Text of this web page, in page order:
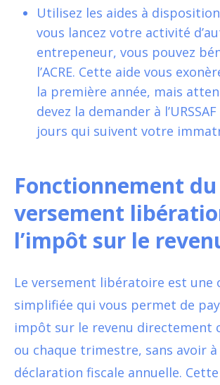
Utilisez les aides à
vous lancez votre activité
entrepeneur, vous pouvez
l’ACRE. Cette aide vous
la première année, mais
devez la demander à
jours qui suivent votre
Fonctionnement du
versement
l’impôt sur le
Le versement libératoire est une
simplifiée qui vous permet de
impôt sur le revenu directement
ou chaque trimestre, sans avoir
déclaration fiscale annuelle.